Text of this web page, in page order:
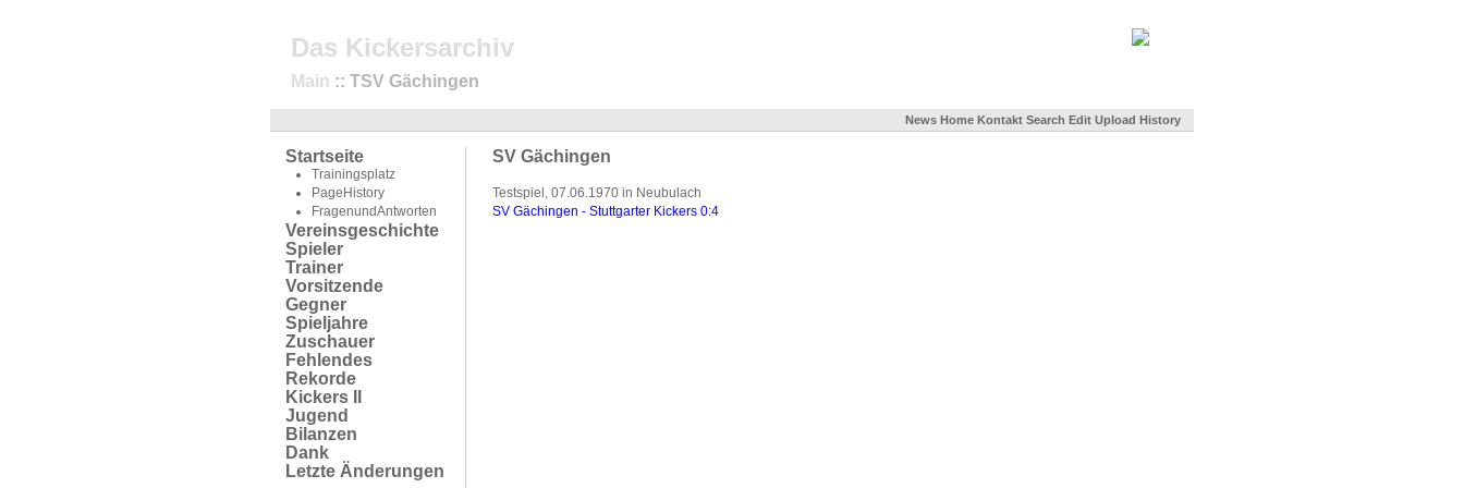
Das Kickersarchiv
Main :: TSV Gächingen
News Home Kontakt Search Edit Upload History
Startseite
Trainingsplatz
PageHistory
FragenundAntworten
Vereinsgeschichte
Spieler
Trainer
Vorsitzende
Gegner
Spieljahre
Zuschauer
Fehlendes
Rekorde
Kickers II
Jugend
Bilanzen
Dank
Letzte Änderungen
SV Gächingen
Testspiel, 07.06.1970 in Neubulach
SV Gächingen - Stuttgarter Kickers 0:4